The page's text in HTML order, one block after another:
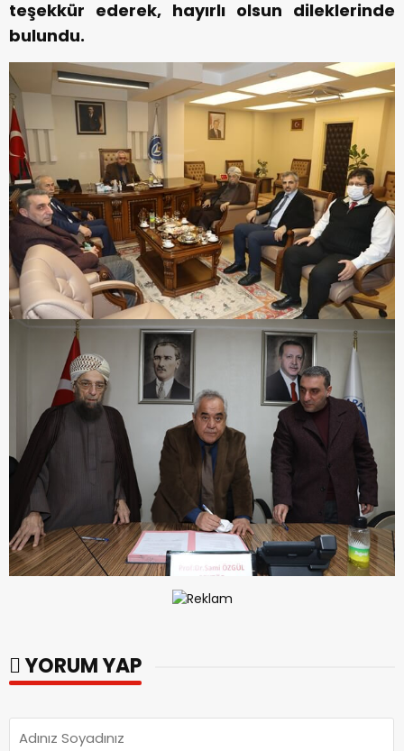
teşekkür ederek, hayırlı olsun dileklerinde
bulundu.
YORUM YAP